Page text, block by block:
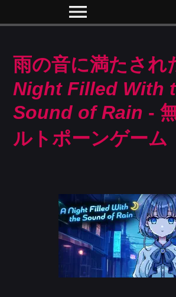
menu
雨の音に満たさ
Night Filled With
Sound of Rain -
ルトポーンゲーム